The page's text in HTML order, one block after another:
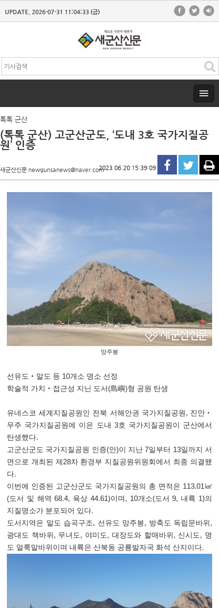
UPDATE. 2026-07-31 11:04:33 (금)
톡톡 군산
(톡톡 군산) 고군산군도, ‘도내 3호 국가지질공
원’ 인증
새군산신문 newgunsanews@naver.com2023.06.20 15:39:09
망주봉
선유도‧말도 등 10개소 명소 선정
학술적 가치‧접근성 지닌 도서(島嶼)형 공원 탄생
유네스코 세계지질공원인 전북 서해안권 국가지질공원, 진안‧
무주 국가지질공원에 이은 도내 3호 국가지질공원이 군산에서
탄생했다.
고군산군도 국가지질공원 인증(안)이 지난 7일부터 13일까지 서
면으로 개최된 제28차 환경부 지질공원위원회에서 최종 의결됐
다.
이번에 인증된 고군산군도 국가지질공원의 총 면적은 113.01㎢
(도서 및 해역 68.4, 육상 44.61)이며, 10개소(도서 9, 내륙 1)의
지질명소가 분포되어 있다.
도서지역은 말도 습곡구조, 선유도 망주봉, 방축도 독립문바위,
광대도 책바위, 무녀도, 야미도, 대장도와 할매바위, 신시도, 명
도 얼룩말바위이며 내륙은 산북동 공룡발자국 화석 산지이다.